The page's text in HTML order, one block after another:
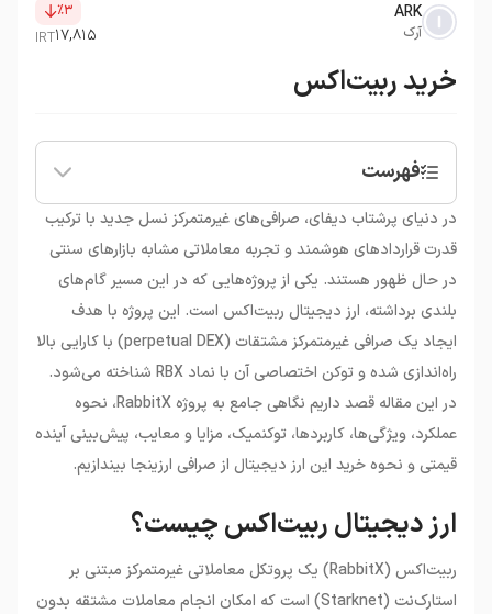
خرید ربیت‌اکس
فهرست
• ارز دیجیتال ربیت‌اکس چیست؟
• نگاهی به آینده قیمت ارز دیجیتال ربیت‌اکس
• خرید ارز دیجیتال ربیت‌اکس از صرافی ارزینجا
در دنیای پرشتاب دیفای، صرافی‌های غیرمتمرکز نسل جدید با ترکیب
قدرت قراردادهای هوشمند و تجربه معاملاتی مشابه بازارهای سنتی
در حال ظهور هستند. یکی از پروژه‌هایی که در این مسیر گام‌های
بلندی برداشته، ارز دیجیتال ربیت‌اکس است. این پروژه با هدف
ایجاد یک صرافی غیرمتمرکز مشتقات (perpetual DEX)
با کارایی بالا
راه‌اندازی شده و توکن اختصاصی آن با نماد
شناخته می‌شود.
در این مقاله قصد داریم نگاهی جامع به پروژه
، نحوه
عملکرد، ویژگی‌ها، کاربردها، توکنمیک، مزایا و معایب، پیش‌بینی آینده
قیمتی و نحوه خرید این ارز دیجیتال از صرافی ارزینجا بیندازیم.
ارز دیجیتال ربیت‌اکس چیست؟
ربیت‌اکس (RabbitX)
یک پروتکل معاملاتی غیرمتمرکز مبتنی بر
استارک‌نت (Starknet)
است که امکان انجام معاملات مشتقه بدون
ARK
آرک
٪۳
۱۷,۸۱۵IRT